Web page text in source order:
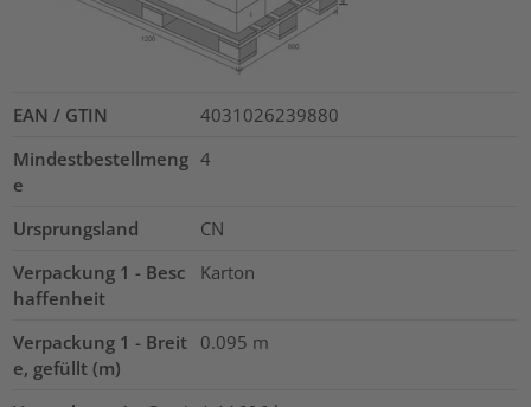
EAN / GTIN
4031026239880
Mindestbestellmeng
e
4
Ursprungsland
CN
Verpackung 1 - Besc
haffenheit
Karton
Verpackung 1 - Breit
e, gefüllt (m)
0.095 m